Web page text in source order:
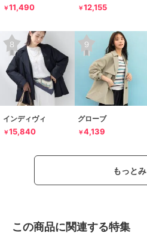
￥11,490 ￥12,155
インディヴィ
￥15,840
グローブ
￥4,139
もっと
この商品に関連する特集